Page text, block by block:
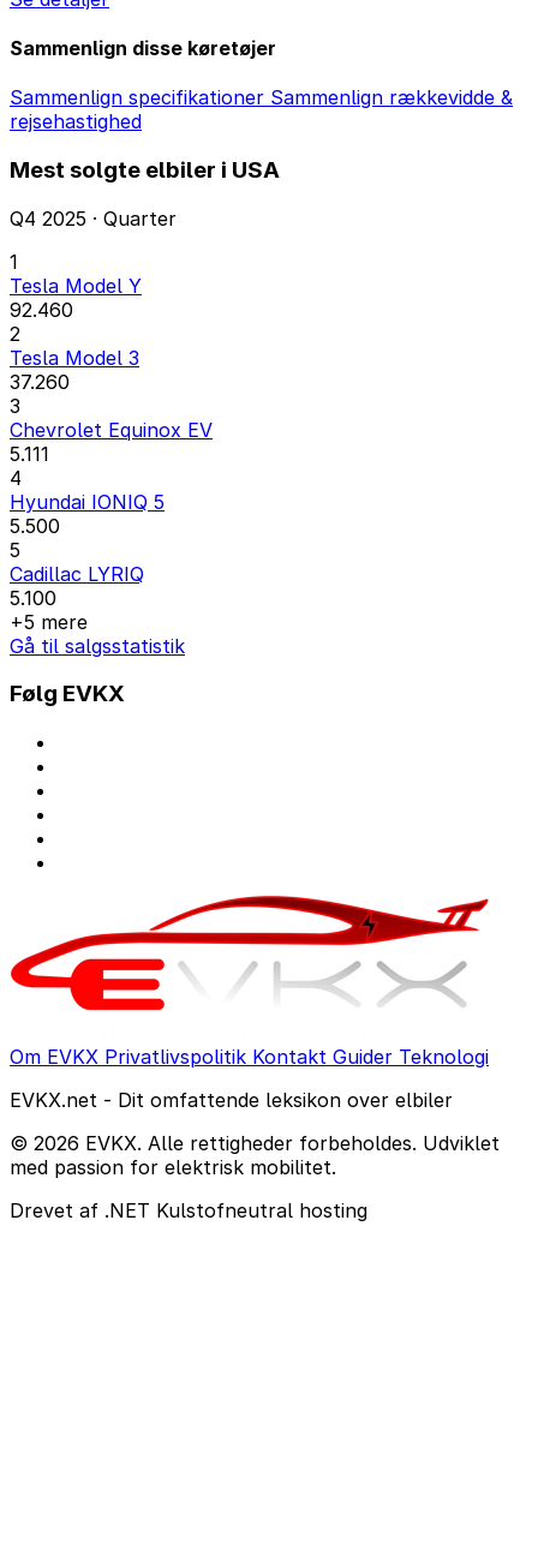
Sammenlign disse køretøjer
Sammenlign specifikationer Sammenlign rækkevidde &
rejsehastighed
Mest solgte elbiler i USA
Q4 2025 · Quarter
1
Tesla Model Y
92.460
2
Tesla Model 3
37.260
3
Chevrolet Equinox EV
5.111
4
Hyundai IONIQ 5
5.500
5
Cadillac LYRIQ
5.100
+5 mere
Gå til salgsstatistik
Følg EVKX
Om EVKX Privatlivspolitik Kontakt Guider Teknologi
EVKX.net - Dit omfattende leksikon over elbiler
© 2026 EVKX. Alle rettigheder forbeholdes. Udviklet
med passion for elektrisk mobilitet.
Drevet af .NET Kulstofneutral hosting